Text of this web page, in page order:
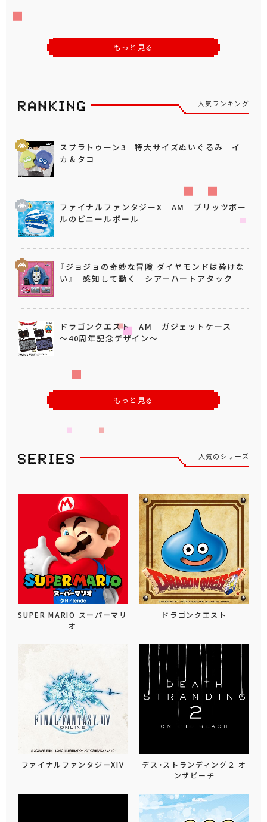
もっと見る
人気ランキング
スプラトゥーン3 特大サイズぬいぐるみ イ
カ＆タコ
ファイナルファンタジーX AM ブリッツボー
ルのビニールボール
『ジョジョの奇妙な冒険 ダイヤモンドは砕けな
い』 感知して動く シアーハートアタック
ドラゴンクエスト AM ガジェットケース
～40周年記念デザイン～
もっと見る
人気のシリーズ
SUPER MARIO スーパーマリ
オ
ドラゴンクエスト
ファイナルファンタジーXIV
デス・ストランディング２ オ
ンザビーチ